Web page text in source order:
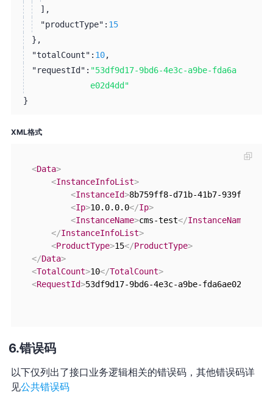
] ,
"productType": 15
} ,
"totalCount": 10,
"requestId": "53df9d17-9bd6-4e3c-a9be-fda6a
e02d4dd"
}
XML格式
<Data>
<InstanceInfoList>
<InstanceId>8b759ff8-d71b-41b7-939f-
<Ip>10.0.0.0</Ip>
<InstanceName>cms-test</InstanceName
</InstanceInfoList>
<ProductType>15</ProductType>
</Data>
<TotalCount>10</TotalCount>
<RequestId>53df9d17-9bd6-4e3c-a9be-fda6ae02d4dd
错误码
以下仅列出了接口业务逻辑相关的错误码，其他错误码详
见公共错误码